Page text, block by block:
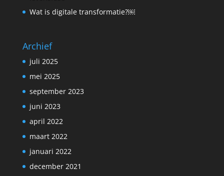
Wat is digitale transformatie?￼
Archief
juli 2025
mei 2025
september 2023
juni 2023
april 2022
maart 2022
januari 2022
december 2021